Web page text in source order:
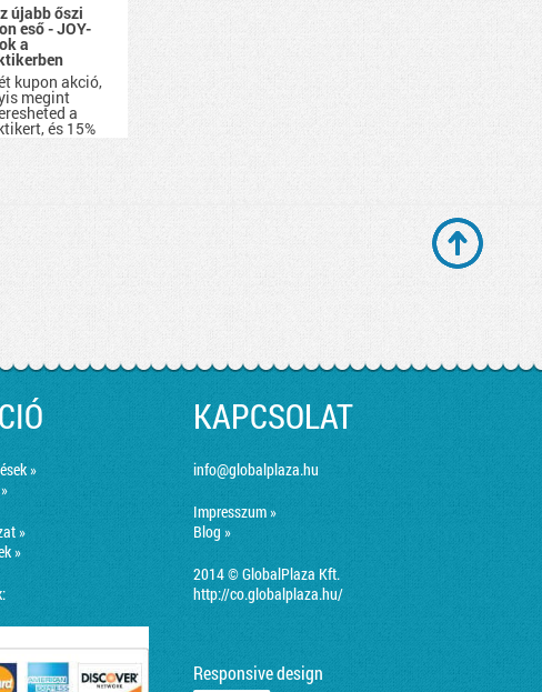
újabb őszi
eső - JOY-
a
kupon akció,
megint
a
és 15%
»
»
»
KAPCSOLAT
info@globalplaza.hu
Impresszum »
Blog »
2014 © GlobalPlaza Kft.
http://co.globalplaza.hu/
Responsive design